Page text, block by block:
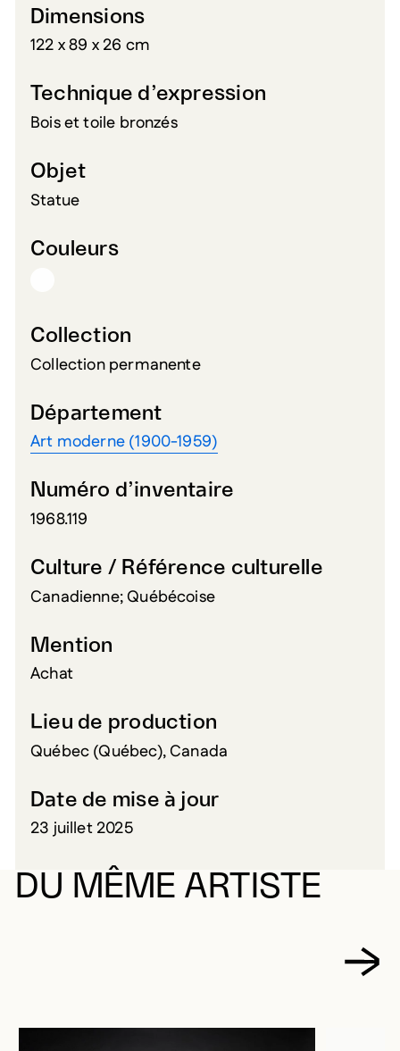
Dimensions
122 x 89 x 26 cm
Technique d’expression
Bois et toile bronzés
Objet
Statue
Couleurs
Collection
Collection permanente
Département
Art moderne (1900-1959)
Numéro d’inventaire
1968.119
Culture / Référence culturelle
Canadienne; Québécoise
Mention
Achat
Lieu de production
Québec (Québec), Canada
Date de mise à jour
23 juillet 2025
DU MÊME ARTISTE